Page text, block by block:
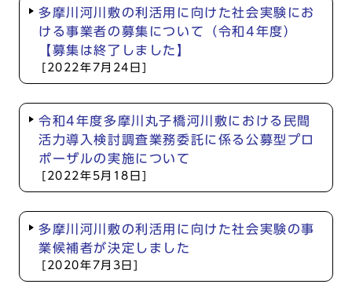
多摩川河川敷の利活用に向けた社会実験にお
ける事業者の募集について（令和4年度）
【募集は終了しました】
[2022年7月24日]
令和4年度多摩川丸子橋河川敷における民間
活力導入検討調査業務委託に係る公募型プロ
ポーザルの実施について
[2022年5月18日]
多摩川河川敷の利活用に向けた社会実験の事
業候補者が決定しました
[2020年7月3日]